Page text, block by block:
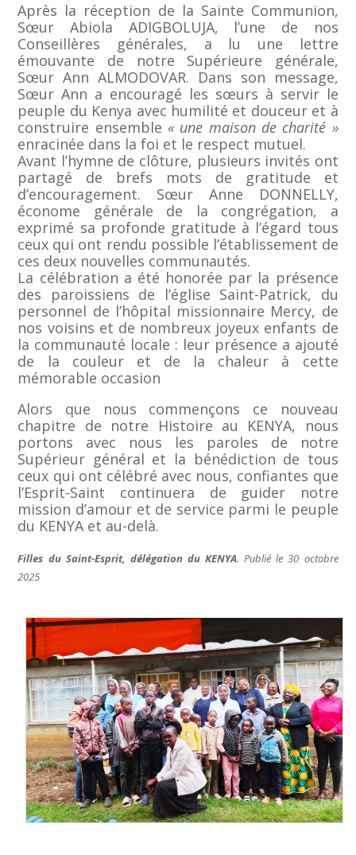
Après la réception de la Sainte Communion,
Sœur Abiola ADIGBOLUJA, l’une de nos
Conseillères générales, a lu une lettre
émouvante de notre Supérieure générale,
Sœur Ann ALMODOVAR. Dans son message,
Sœur Ann a encouragé les sœurs à servir le
peuple du Kenya avec humilité et douceur et à
construire ensemble « une maison de charité »
enracinée dans la foi et le respect mutuel.
Avant l’hymne de clôture, plusieurs invités ont
partagé de brefs mots de gratitude et
d’encouragement. Sœur Anne DONNELLY,
économe générale de la congrégation, a
exprimé sa profonde gratitude à l’égard tous
ceux qui ont rendu possible l’établissement de
ces deux nouvelles communautés.
La célébration a été honorée par la présence
des paroissiens de l’église Saint-Patrick, du
personnel de l’hôpital missionnaire Mercy, de
nos voisins et de nombreux joyeux enfants de
la communauté locale : leur présence a ajouté
de la couleur et de la chaleur à cette
mémorable occasion
Alors que nous commençons ce nouveau
chapitre de notre Histoire au KENYA, nous
portons avec nous les paroles de notre
Supérieur général et la bénédiction de tous
ceux qui ont célébré avec nous, confiantes que
l’Esprit-Saint continuera de guider notre
mission d’amour et de service parmi le peuple
du KENYA et au-delà.
Filles du Saint-Esprit, délégation du KENYA. Publié le 30 octobre
2025